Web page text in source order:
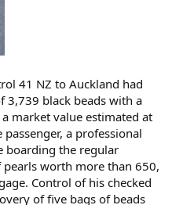
41 NZ to Auckland had
3,739 black beads with a
market value estimated at
a professional
boarding the regular
worth more than 650,
Control of his checked
of five bags of beads